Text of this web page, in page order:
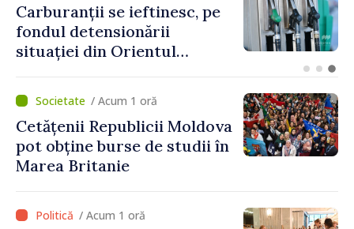
Ultimele baraje antipoluare
au fost demontate de pe
Nistru după aproape cinci
/ Acum 1 oră
Cetățenii Republicii Moldova
pot obține burse de studii în
Marea Britanie
/ Acum 1 oră